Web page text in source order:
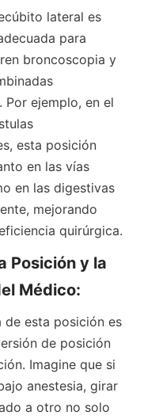
lateral es
para
broncoscopia y
Por ejemplo, en el
esta posición
en las vías
en las digestivas
mejorando
quirúrgica.
Posición y la
Médico:
de esta posición es
de posición
Imagine que si
anestesia, girar
a otro no solo